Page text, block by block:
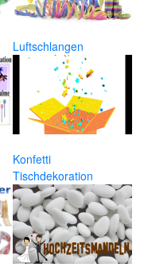
Luftschlangen
Konfetti
Tischdekoration